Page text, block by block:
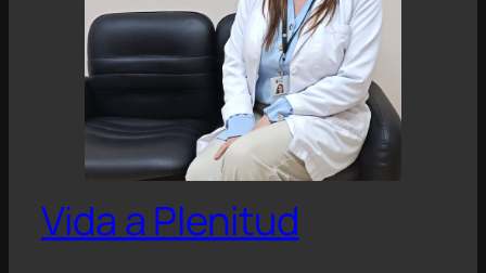
Vida a Plenitud